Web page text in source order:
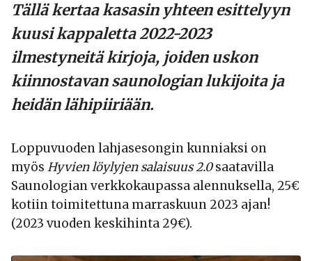
Tällä kertaa kasasin yhteen esittelyyn
kuusi kappaletta 2022-2023
ilmestyneitä kirjoja, joiden uskon
kiinnostavan saunologian lukijoita ja
heidän lähipiiriään.
Loppuvuoden lahjasesongin kunniaksi on
myös Hyvien löylyjen salaisuus 2.0saatavilla
Saunologian verkkokaupassa alennuksella, 25€
kotiin toimitettuna marraskuun 2023 ajan!
(2023 vuoden keskihinta 29€).